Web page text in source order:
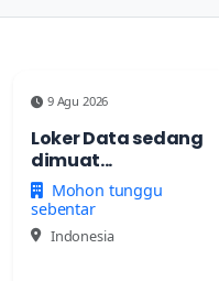
9 Agu 2026
Loker Data sedang
dimuat...
Mohon tunggu
sebentar
Indonesia